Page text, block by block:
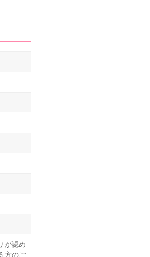
が認め
方のご